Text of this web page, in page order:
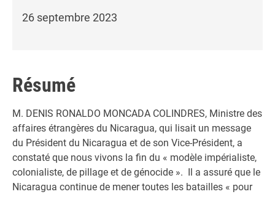
26 septembre 2023
Résumé
M. DENIS RONALDO MONCADA COLINDRES, Ministre des
affaires étrangères du Nicaragua, qui lisait un message
du Président du Nicaragua et de son Vice-Président, a
constaté que nous vivons la fin du « modèle impérialiste,
colonialiste, de pillage et de génocide ». Il a assuré que le
Nicaragua continue de mener toutes les batailles « pour